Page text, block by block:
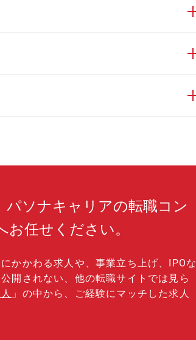
パソナキャリアの転職コン
お任せください。
かかわる求人や、事業立ち上げ、IPOな
開されない、他の転職サイトでは見ら
」の中から、ご経験にマッチした求人